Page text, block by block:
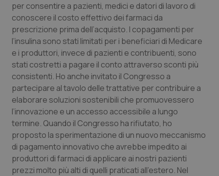
Quotidiano Oncologia
Quotidiano Pediatria
Rene & patologie urogenitali
Salute orale & impianti
Sangue & coagulazione
Tiroide
Tumore al seno
per consentire a pazienti, medici e datori di lavoro di
conoscere il costo effettivo dei farmaci da
prescrizione prima dell’acquisto. I copagamenti per
l’insulina sono stati limitati per i beneficiari di Medicare
e i produttori, invece di pazienti e contribuenti, sono
stati costretti a pagare il conto attraverso sconti più
consistenti. Ho anche invitato il Congresso a
partecipare al tavolo delle trattative per contribuire a
elaborare soluzioni sostenibili che promuovessero
l’innovazione e un accesso accessibile a lungo
termine. Quando il Congresso ha rifiutato, ho
proposto la sperimentazione di un nuovo meccanismo
di pagamento innovativo che avrebbe impedito ai
produttori di farmaci di applicare ai nostri pazienti
prezzi molto più alti di quelli praticati all’estero. Nel